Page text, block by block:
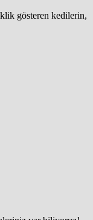
gösteren kedilerin,